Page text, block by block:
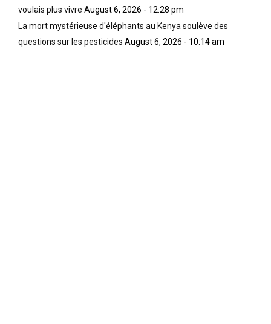
voulais plus vivre August 6, 2026 - 12:28 pm
La mort mystérieuse d'éléphants au Kenya soulève des
questions sur les pesticides August 6, 2026 - 10:14 am